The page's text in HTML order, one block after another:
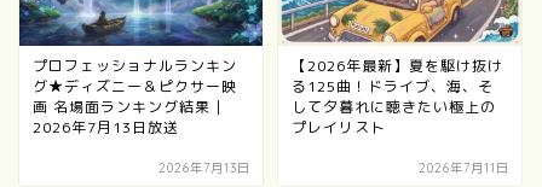
プロフェッショナルランキン
グ★ディズニー＆ピクサー映
画 名場面ランキング結果｜
2026年7月13日放送
2026年7月13日
【2026年最新】夏を駆け抜け
る125曲！ドライブ、海、そ
して夕暮れに聴きたい極上の
プレイリスト
2026年7月11日